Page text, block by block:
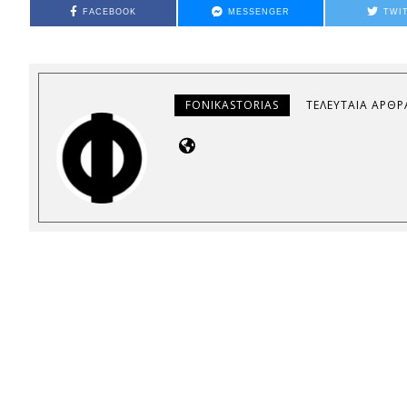
FACEBOOK MESSENGER
FONIKASTORIAS ΤΕΛΕΥΤΑΊΑ